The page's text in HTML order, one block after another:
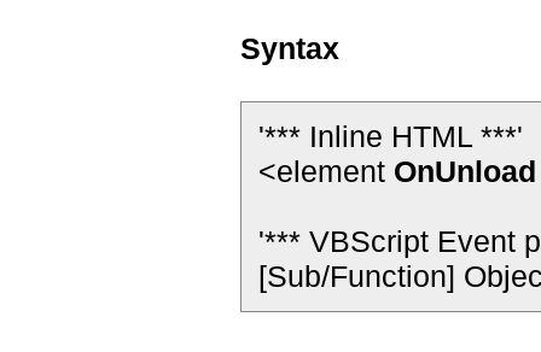
Syntax
'*** Inline HTML ***'
<element OnUnload
'*** VBScript Event
[Sub/Function]